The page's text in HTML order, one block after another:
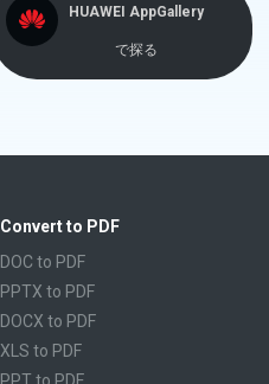
HUAWEI AppGallery
で探る
Convert to PDF
DOC to PDF
PPTX to PDF
DOCX to PDF
XLS to PDF